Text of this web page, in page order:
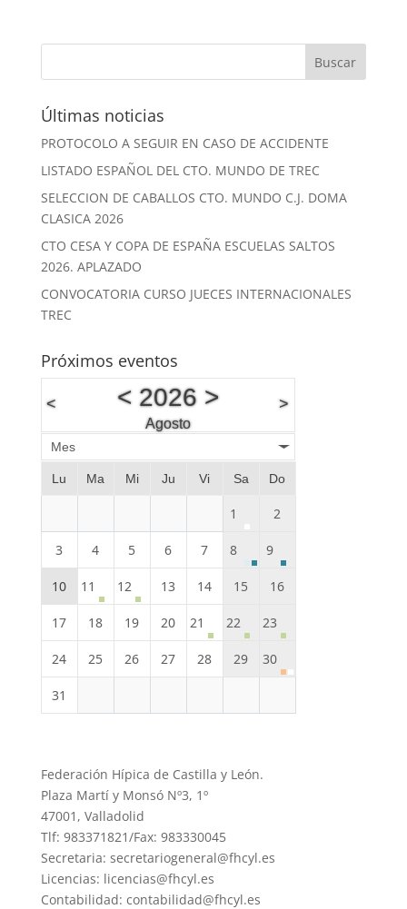
Últimas noticias
PROTOCOLO A SEGUIR EN CASO DE ACCIDENTE
LISTADO ESPAÑOL DEL CTO. MUNDO DE TREC
SELECCION DE CABALLOS CTO. MUNDO C.J. DOMA
CLASICA 2026
CTO CESA Y COPA DE ESPAÑA ESCUELAS SALTOS
2026. APLAZADO
CONVOCATORIA CURSO JUECES INTERNACIONALES
TREC
Próximos eventos
< < 2026>
Agosto
>
Mes
Lu Ma Mi Ju Vi Sa Do
1 2
3 4 5 6 7 8 9
10 11 12 13 14 15 16
17 18 19 20 21 22 23
24 25 26 27 28 29 30
31
Federación Hípica de Castilla y León.
Plaza Martí y Monsó Nº3, 1º
47001, Valladolid
Tlf: 983371821/Fax: 983330045
Secretaria: secretariogeneral@fhcyl.es
Licencias: licencias@fhcyl.es
Contabilidad: contabilidad@fhcyl.es